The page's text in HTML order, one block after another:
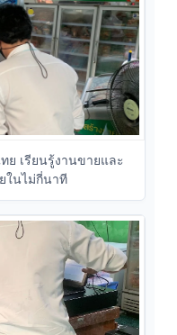
ย เรียนรู้งานขายและ
ในไม่กี่นาที